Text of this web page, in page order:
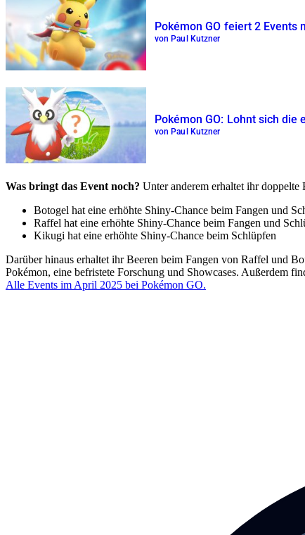
Pokémon GO feiert 2
von Paul Kutzner
Pokémon GO: Lohnt sich
von Paul Kutzner
Was bringt das Event noch? Unter anderem erhaltet ihr
Botogel hat eine erhöhte Shiny-Chance beim Fangen und
Raffel hat eine erhöhte Shiny-Chance beim Fangen und
Kikugi hat eine erhöhte Shiny-Chance beim Schlüpfen
Darüber hinaus erhaltet ihr Beeren beim Fangen von Raffel und
Pokémon, eine befristete Forschung und Showcases. Außerdem
Alle Events im April 2025 bei Pokémon GO.